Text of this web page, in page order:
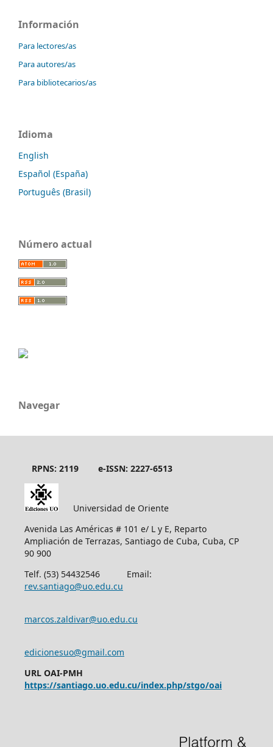
Información
Para lectores/as
Para autores/as
Para bibliotecarios/as
Idioma
English
Español (España)
Português (Brasil)
Número actual
Navegar
RPNS: 2119 e-ISSN: 2227-6513
Universidad de Oriente
Avenida Las Américas # 101 e/ L y E, Reparto
Ampliación de Terrazas, Santiago de Cuba, Cuba, CP
90 900
Telf. (53) 54432546 Email:
rev.santiago@uo.edu.cu
marcos.zaldivar@uo.edu.cu
edicionesuo@gmail.com
URL OAI-PMH
https://santiago.uo.edu.cu/index.php/stgo/oai